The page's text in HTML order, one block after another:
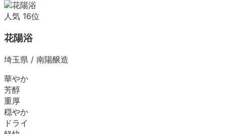
人気 16位
花陽浴
埼玉県 / 南陽醸造
華やか
芳醇
重厚
穏やか
ドライ